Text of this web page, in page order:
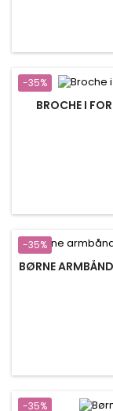
-35%
BROCHE I
-35%
BØRNE
-35%